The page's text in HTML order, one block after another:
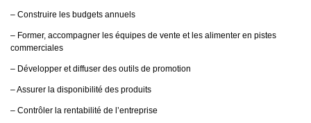
– Construire les budgets annuels
– Former, accompagner les équipes de vente et les alimenter en pistes
commerciales
– Développer et diffuser des outils de promotion
– Assurer la disponibilité des produits
– Contrôler la rentabilité de l’entreprise